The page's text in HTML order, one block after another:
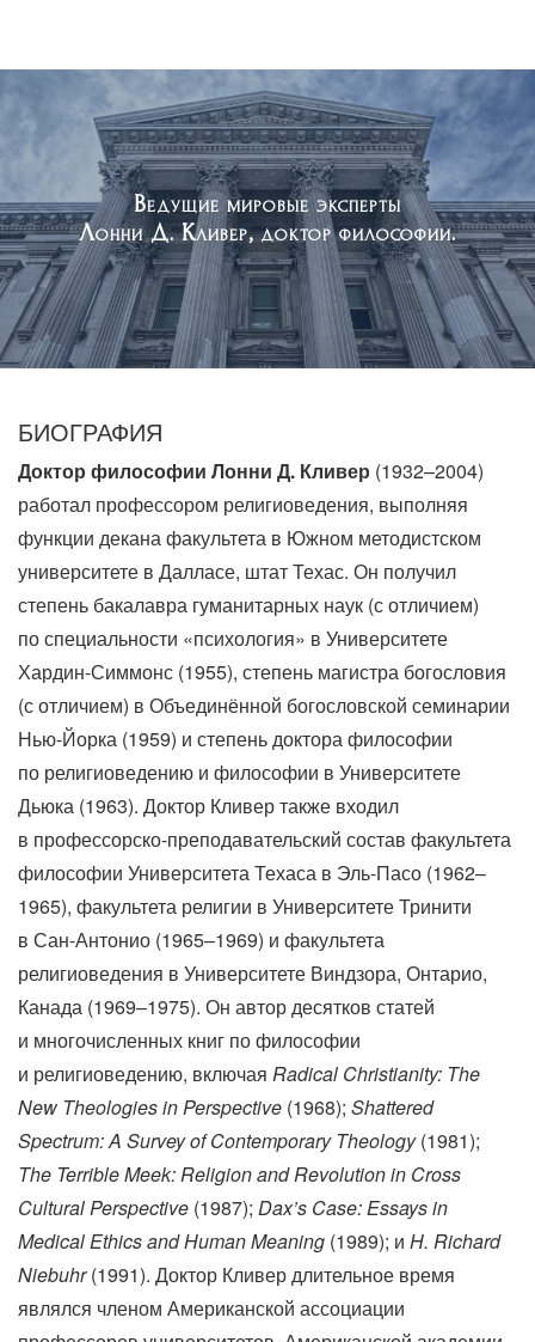
Ведущие мировые эксперты
Лонни Д. Кливер, доктор философии.
БИОГРАФИЯ
Доктор философии Лонни Д. Кливер (1932–2004)
работал профессором религиоведения, выполняя
функции декана факультета в Южном методистском
университете в Далласе, штат Техас. Он получил
степень бакалавра гуманитарных наук (с отличием)
по специальности «психология» в Университете
Хардин-Симмонс (1955), степень магистра богословия
(с отличием) в Объединённой богословской семинарии
Нью-Йорка (1959) и степень доктора философии
по религиоведению и философии в Университете
Дьюка (1963). Доктор Кливер также входил
в профессорско-преподавательский состав факультета
философии Университета Техаса в Эль-Пасо (1962–
1965), факультета религии в Университете Тринити
в Сан-Антонио (1965–1969) и факультета
религиоведения в Университете Виндзора, Онтарио,
Канада (1969–1975). Он автор десятков статей
и многочисленных книг по философии
и религиоведению, включая Radical Christianity: The
New Theologies in Perspective (1968); Shattered
Spectrum: A Survey of Contemporary Theology(1981);
The Terrible Meek: Religion and Revolution in Cross
Cultural Perspective (1987); Dax’s Case: Essays in
Medical Ethics and Human Meaning (1989); и H. Richard
Niebuhr(1991). Доктор Кливер длительное время
являлся членом Американской ассоциации